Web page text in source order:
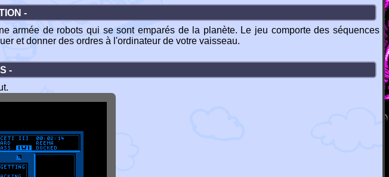
-
armée de robots qui se sont emparés de la planète. Le jeu comporte des séquences
et donner des ordres à l'ordinateur de votre vaisseau.
-